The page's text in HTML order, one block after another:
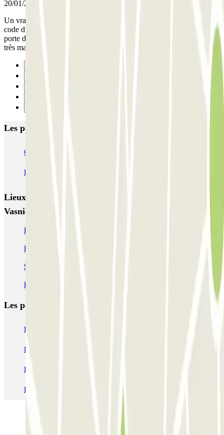
20/01/2026
Un vrai cauchemar, 45 minutes pour réussir à sortir du parking. Le
code du digicode n'a pas fonctionné. Nous étions coincés devant la
porte d'accès du 2e sous sol... hyper anxiogène...ZENPARK porte
très mal son nom. A fuir
Les parkings les mieux notés à Reims
CPA Buirette
Léo Lagrange - Stade Auguste Delaune Zenpark
Lieux et événements intéressants à proximité Henry
Vasnier - Coutures Zenpark
Réservez une place de parking près de la cathédrale de Reims
Parkings pas chers pour le marché de Noël de Reims
Se garer pour Run In Reims
Parkings à la gare de Reims
Les parkings les
Parking Paris
Parking Charles de Gaulle - Roissy Aeroport
Parking Aéroport Roland Garros La Réunion P4 Longue Durée
Parking Aéroport Barcelone Parking Aéroport Beauvais